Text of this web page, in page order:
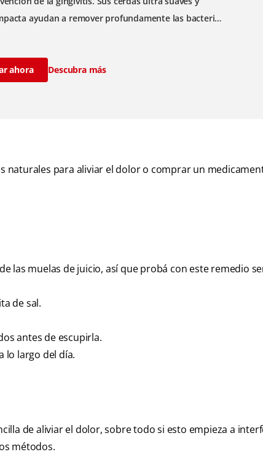
ayudan a remover profundamente las bacterias
ahora Descubra más
naturales para aliviar el dolor o comprar un
las muelas de juicio, así que probá con este remedio
de sal.
antes de escupirla.
lo largo del día.
de aliviar el dolor, sobre todo si esto empieza a
métodos.